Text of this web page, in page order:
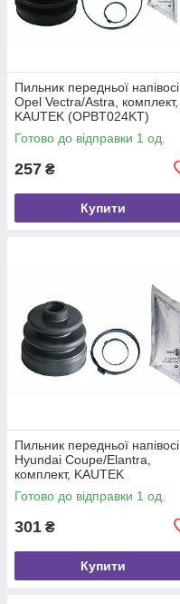
Пильник передньої напівосі
Opel Vectra/Astra, комплект,
KAUTEK (OPBT024KT)
Готово до відправки 1 од.
257 ₴
Купити
Пильник передньої напівосі
Hyundai Coupe/Elantra,
комплект, KAUTEK
(HYBT014KT)
Готово до відправки 1 од.
301 ₴
Купити